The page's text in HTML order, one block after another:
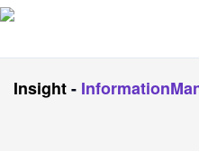
Insight-